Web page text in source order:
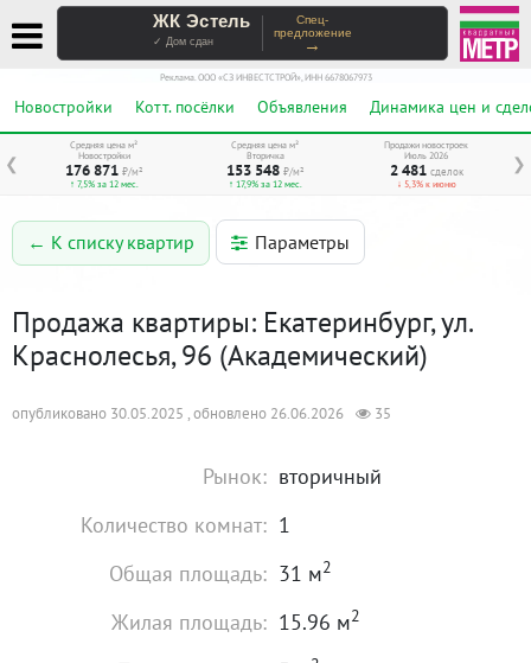
ЖК Эстель
✓ Дом сдан
Спец-
предложение
→
Реклама. ООО «СЗ ИНВЕСТСТРОЙ», ИНН 6678067973
Новостройки Котт. посёлки Объявления Динамика цен и
❮ ❯
Средняя цена м²
Новостройки
176 871 ₽/м²
↑ 7,5% за 12 мес.
Средняя цена м²
Вторичка
153 548 ₽/м²
↑ 17,9% за 12 мес.
Продажи новостроек
Июль 2026
2 481 сделок
↓ 5,3% к июню
← К списку квартир Параметры
Продажа квартиры: Екатеринбург, ул.
Краснолесья, 96 (Академический)
опубликовано 30.05.2025 , обновлено 26.06.2026 35
Рынок: вторичный
Количество комнат: 1
Общая площадь: 31 м2
Жилая площадь: 15.96 м2